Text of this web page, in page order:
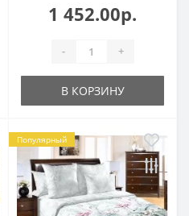
1 452.00р.
- +
В КОРЗИНУ
Популярный